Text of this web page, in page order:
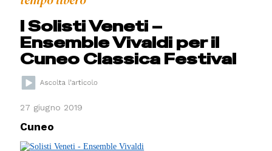
I Solisti Veneti –
Ensemble Vivaldi per il
Cuneo Classica Festival
27 giugno 2019
Cuneo